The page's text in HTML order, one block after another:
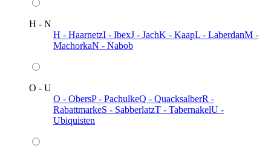
H - N
H - HaarnetzI - IbexJ - JachK - KaapL - LaberdanM -
MachorkaN - Nabob
O - U
O - ObersP - PachulkeQ - QuacksalberR -
RabattmarkeS - SabberlatzT - TabernakelU -
Ubiquisten